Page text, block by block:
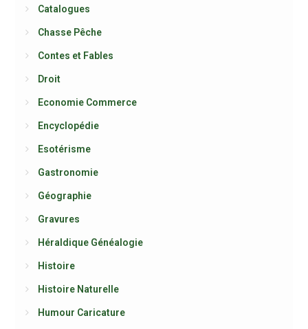
Catalogues
Chasse Pêche
Contes et Fables
Droit
Economie Commerce
Encyclopédie
Esotérisme
Gastronomie
Géographie
Gravures
Héraldique Généalogie
Histoire
Histoire Naturelle
Humour Caricature